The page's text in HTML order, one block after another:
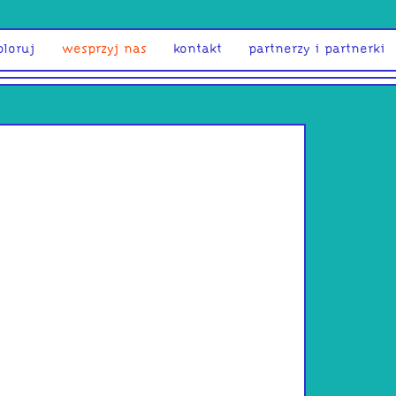
wesprzyj nas kontakt partnerzy i partnerki